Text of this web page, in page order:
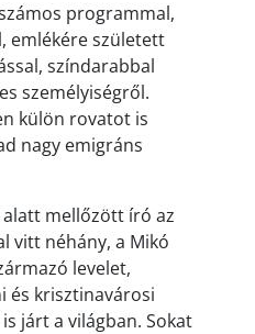
programmal,
emlékére született
színdarabbal
személyiségről.
külön rovatot is
nagy emigráns
mellőzött író az
vitt néhány, a Mikó
levelet,
és krisztinavárosi
járt a világban. Sokat